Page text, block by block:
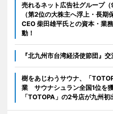
売れるネット広告社グループ
（第2位の大株主へ浮上・長
CEO 柴田雄平氏との資本・業
動！
『北九州市台湾経済使節団』
樹をあじわうサウナ、「
業 サウナシュラン全国1位を
「TOTOPA」の2号店が九州初